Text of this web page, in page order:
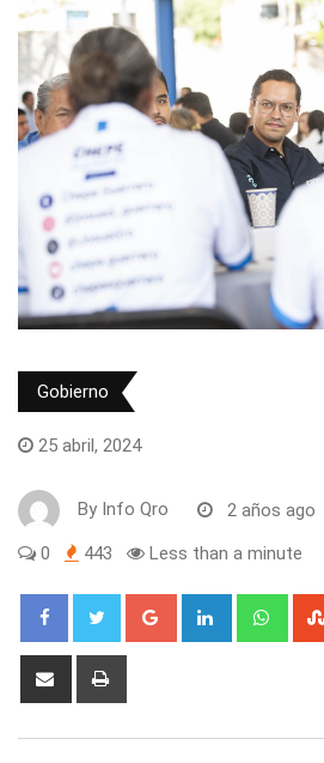
Gobierno
25 abril, 2024
By Info Qro 2 años ago
0 443 Less than a minute
Google+ LinkedIn
Share